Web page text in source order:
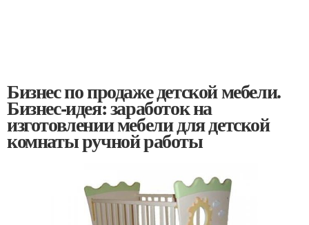
Бизнес по продаже детской мебели.
Бизнес-идея: заработок на
изготовлении мебели для детской
комнаты ручной работы